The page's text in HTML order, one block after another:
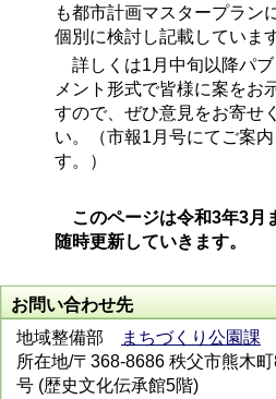
も都市計画マスタープラン
個別に検討し記載しています
詳しくは1月中旬以降パブ
メント形式で皆様に案をお
すので、ぜひ意見をお寄せ
い。（市報1月号にてご案内
す。）
このページは令和3年3月
随時更新していきます。
お問い合わせ先
地域整備部
まちづくり公園課
所在地/〒368-8686 秩父市熊木
号 (歴史文化伝承館5階)